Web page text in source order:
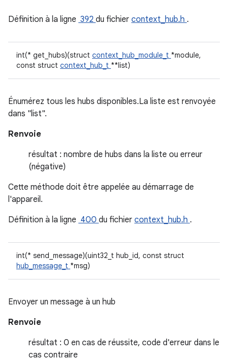
Définition à la ligne 392 du fichier context_hub.h .
int(* get_hubs)(struct context_hub_module_t *module,
const struct context_hub_t **list)
Énumérez tous les hubs disponibles.La liste est renvoyée
dans "list".
Renvoie
résultat : nombre de hubs dans la liste ou erreur
(négative)
Cette méthode doit être appelée au démarrage de
l'appareil.
Définition à la ligne 400 du fichier context_hub.h .
int(* send_message)(uint32_t hub_id, const struct
hub_message_t *msg)
Envoyer un message à un hub
Renvoie
résultat : 0 en cas de réussite, code d'erreur dans le
cas contraire